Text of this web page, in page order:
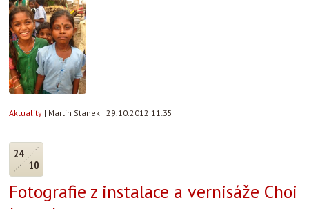
Aktuality | Martin Stanek | 29.10.2012 11:35
24
10
Fotografie z instalace a vernisáže Choi